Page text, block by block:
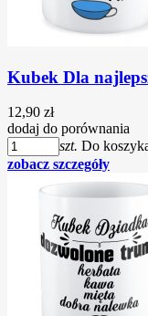
Kubek Dla
12,90 zł
dodaj do porównania
szt. Do
zobacz szczegóły